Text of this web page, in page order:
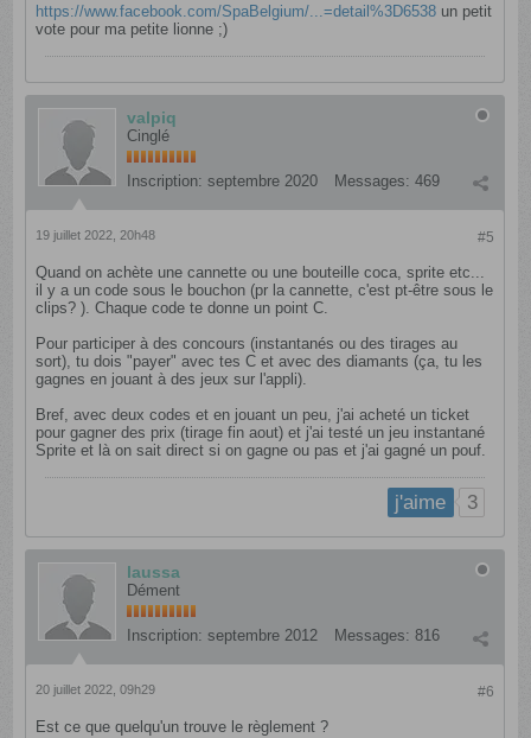
https://www.facebook.com/SpaBelgium/...=detail%3D6538 un petit
vote pour ma petite lionne ;)
valpiq
Cinglé
Inscription: septembre 2020 Messages: 469
#5
19 juillet 2022, 20h48
Quand on achète une cannette ou une bouteille coca, sprite etc...
il y a un code sous le bouchon (pr la cannette, c'est pt-être sous le
clips? ). Chaque code te donne un point C.
Pour participer à des concours (instantanés ou des tirages au
sort), tu dois "payer" avec tes C et avec des diamants (ça, tu les
gagnes en jouant à des jeux sur l'appli).
Bref, avec deux codes et en jouant un peu, j'ai acheté un ticket
pour gagner des prix (tirage fin aout) et j'ai testé un jeu instantané
Sprite et là on sait direct si on gagne ou pas et j'ai gagné un pouf.
j'aime 3
laussa
Dément
Inscription: septembre 2012 Messages: 816
#6
20 juillet 2022, 09h29
Est ce que quelqu'un trouve le règlement ?